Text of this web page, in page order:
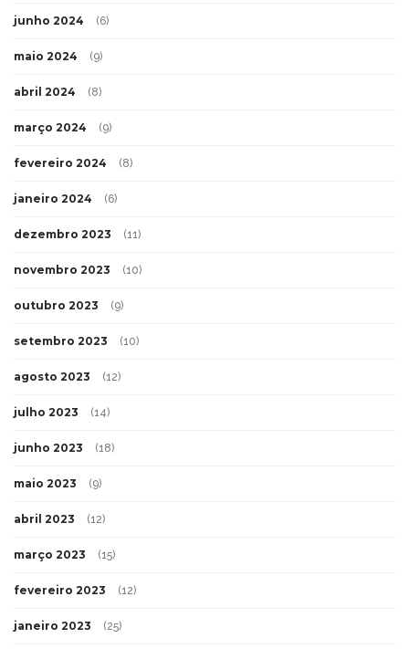
junho 2024 (6)
maio 2024 (9)
abril 2024 (8)
março 2024 (9)
fevereiro 2024 (8)
janeiro 2024 (6)
dezembro 2023 (11)
novembro 2023 (10)
outubro 2023 (9)
setembro 2023 (10)
agosto 2023 (12)
julho 2023 (14)
junho 2023 (18)
maio 2023 (9)
abril 2023 (12)
março 2023 (15)
fevereiro 2023 (12)
janeiro 2023 (25)